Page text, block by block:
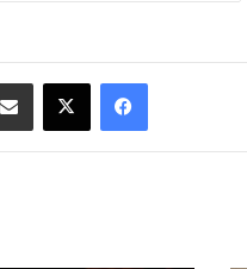
فيسبوك ‫X